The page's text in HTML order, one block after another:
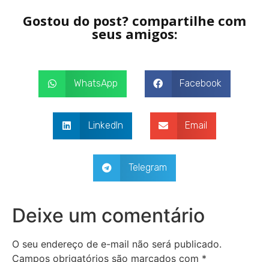
Gostou do post? compartilhe com
seus amigos:
WhatsApp Facebook
LinkedIn Email
Telegram
Deixe um comentário
O seu endereço de e-mail não será publicado.
Campos obrigatórios são marcados com *